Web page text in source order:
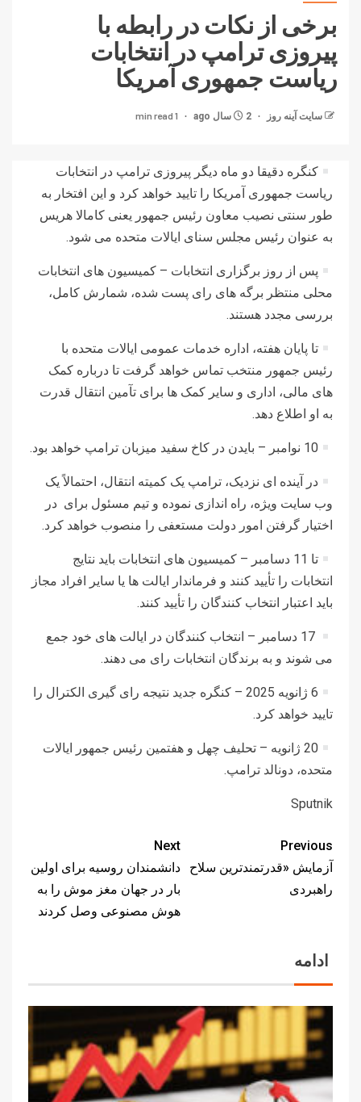
برخی از نکات در رابطه با
پیروزی ترامپ در انتخابات
ریاست جمهوری آمریکا
سایت آینه‌ روز 2 سال ago 1 min read
کنگره دقیقا دو ماه دیگر پیروزی ترامپ در انتخابات
ریاست جمهوری آمریکا را تایید خواهد کرد و این افتخار به
طور سنتی نصیب معاون رئیس جمهور یعنی کامالا هریس
به عنوان رئیس مجلس سنای ایالات متحده می شود.
پس از روز برگزاری انتخابات – کمیسیون های انتخابات
محلی منتظر برگه های رای پست شده، شمارش کامل،
بررسی مجدد هستند.
تا پایان هفته، اداره خدمات عمومی ایالات متحده با
رئیس جمهور منتخب تماس خواهد گرفت تا درباره کمک
های مالی، اداری و سایر کمک ها برای تآمین انتقال قدرت
به او اطلاع دهد.
10 نوامبر – بایدن در کاخ سفید میزبان ترامپ خواهد بود.
در آینده ای نزدیک، ترامپ یک کمیته انتقال، احتمالاً یک
وب سایت ویژه، راه اندازی نموده و تیم مسئول برای در
اختیار گرفتن امور دولت مستعفی را منصوب خواهد کرد.
تا 11 دسامبر – کمیسیون های انتخابات باید نتایج
انتخابات را تأیید کنند و فرماندار ایالت ها یا سایر افراد مجاز
باید اعتبار انتخاب کنندگان را تأیید کنند.
17 دسامبر – انتخاب کنندگان در ایالت های خود جمع
می شوند و به برندگان انتخابات رای می دهند.
6 ژانویه 2025 – کنگره جدید نتیجه رای گیری الکترال را
تایید خواهد کرد.
20 ژانویه – تحلیف چهل و هفتمین رئیس جمهور ایالات
متحده، دونالد ترامپ.
Sputnik
Previous
آزمایش «قدرتمندترین سلاح
راهبردی
Next
دانشمندان روسیه برای اولین
بار در جهان مغز موش را به
هوش مصنوعی وصل کردند
ادامه